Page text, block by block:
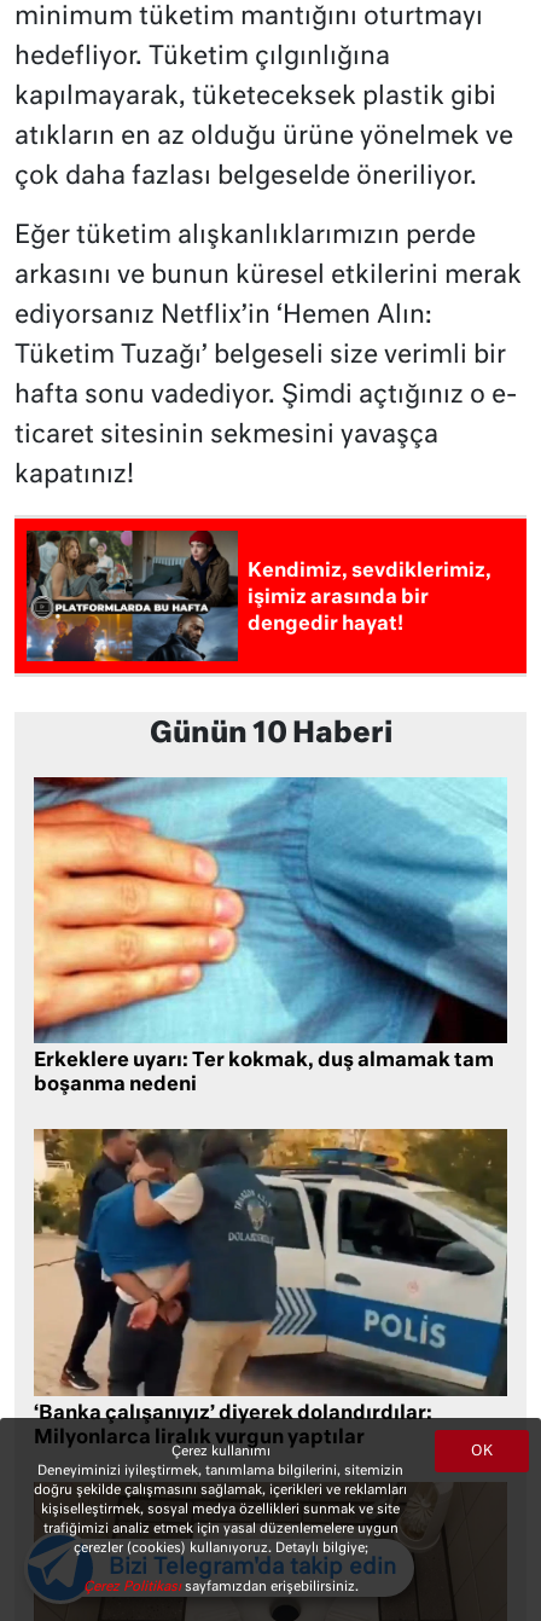
minimum tüketim mantığını oturtmayı
hedefliyor. Tüketim çılgınlığına
kapılmayarak, tüketeceksek plastik gibi
atıkların en az olduğu ürüne yönelmek ve
çok daha fazlası belgeselde öneriliyor.
Eğer tüketim alışkanlıklarımızın perde
arkasını ve bunun küresel etkilerini merak
ediyorsanız Netflix’in ‘Hemen Alın:
Tüketim Tuzağı’ belgeseli size verimli bir
hafta sonu vadediyor. Şimdi açtığınız o e-
ticaret sitesinin sekmesini yavaşça
kapatınız!
Kendimiz, sevdiklerimiz,
işimiz arasında bir
dengedir hayat!
Günün 10 Haberi
Erkeklere uyarı: Ter kokmak, duş almamak tam
boşanma nedeni
‘Banka çalışanıyız’ diyerek dolandırdılar:
Milyonlarca liralık vurgun yaptılar
OK
Çerez kullanımı
Deneyiminizi iyileştirmek, tanımlama bilgilerini, sitemizin
doğru şekilde çalışmasını sağlamak, içerikleri ve reklamları
kişiselleştirmek, sosyal medya özellikleri sunmak ve site
trafiğimizi analiz etmek için yasal düzenlemelere uygun
çerezler (cookies) kullanıyoruz. Detaylı bilgiye;
Çerez Politikasısayfamızdan erişebilirsiniz.
Bizi Telegram'da takip edin